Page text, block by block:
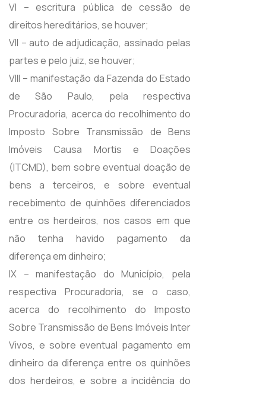
VI – escritura pública de cessão de
direitos hereditários, se houver;
VII – auto de adjudicação, assinado pelas
partes e pelo juiz, se houver;
VIII – manifestação da Fazenda do Estado
de São Paulo, pela respectiva
Procuradoria, acerca do recolhimento do
Imposto Sobre Transmissão de Bens
Imóveis Causa Mortis e Doações
(ITCMD), bem sobre eventual doação de
bens a terceiros, e sobre eventual
recebimento de quinhões diferenciados
entre os herdeiros, nos casos em que
não tenha havido pagamento da
diferença em dinheiro;
IX – manifestação do Município, pela
respectiva Procuradoria, se o caso,
acerca do recolhimento do Imposto
Sobre Transmissão de Bens Imóveis Inter
Vivos, e sobre eventual pagamento em
dinheiro da diferença entre os quinhões
dos herdeiros, e sobre a incidência do